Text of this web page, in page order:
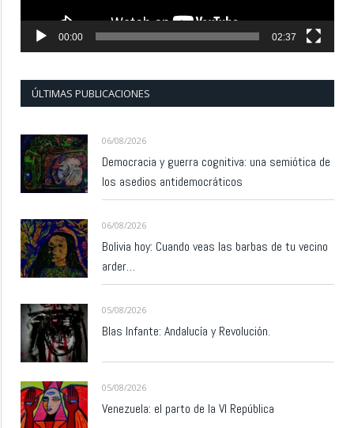
00:00 02:37
ÚLTIMAS PUBLICACIONES
06/08/2026
Democracia y guerra cognitiva: una semiótica de
los asedios antidemocráticos
06/08/2026
Bolivia hoy: Cuando veas las barbas de tu vecino
arder…
05/08/2026
Blas Infante: Andalucía y Revolución.
05/08/2026
Venezuela: el parto de la VI República